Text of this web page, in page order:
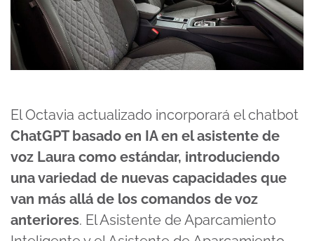
El Octavia actualizado incorporará el chatbot
ChatGPT basado en IA en el asistente de
voz Laura como estándar, introduciendo
una variedad de nuevas capacidades que
van más allá de los comandos de voz
anteriores. El Asistente de Aparcamiento